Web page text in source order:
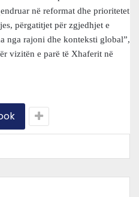
në reformat dhe prioritetet
përgatitjet për zgjedhjet e
nga rajoni dhe konteksti global”,
vizitën e parë të Xhaferit në